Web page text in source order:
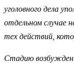
уголовного дела
отдельном случае
тех действий,
Стадию